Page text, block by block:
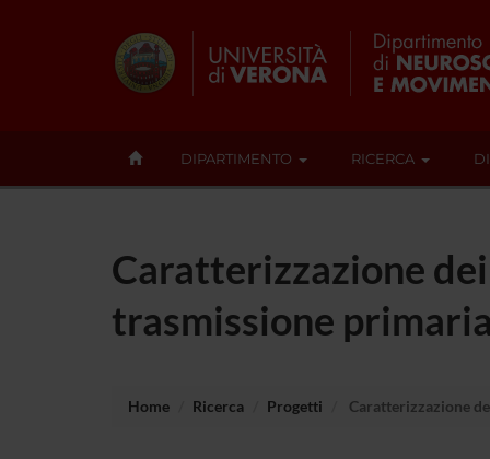
DIPARTIMENTO RICERCA
Caratterizzazione
trasmissione
Home Ricerca Progetti Caratterizzazione